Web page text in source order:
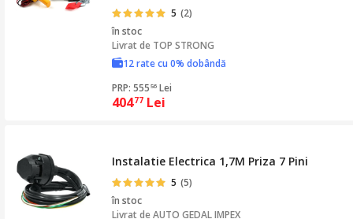
5 (2)
în stoc
Livrat de TOP STRONG
12 rate cu 0% dobândă
PRP: 555 56 Lei
40477 Lei
Instalatie Electrica 1,7M Priza 7 Pini
5 (5)
în stoc
Livrat deAUTO GEDAL IMPEX